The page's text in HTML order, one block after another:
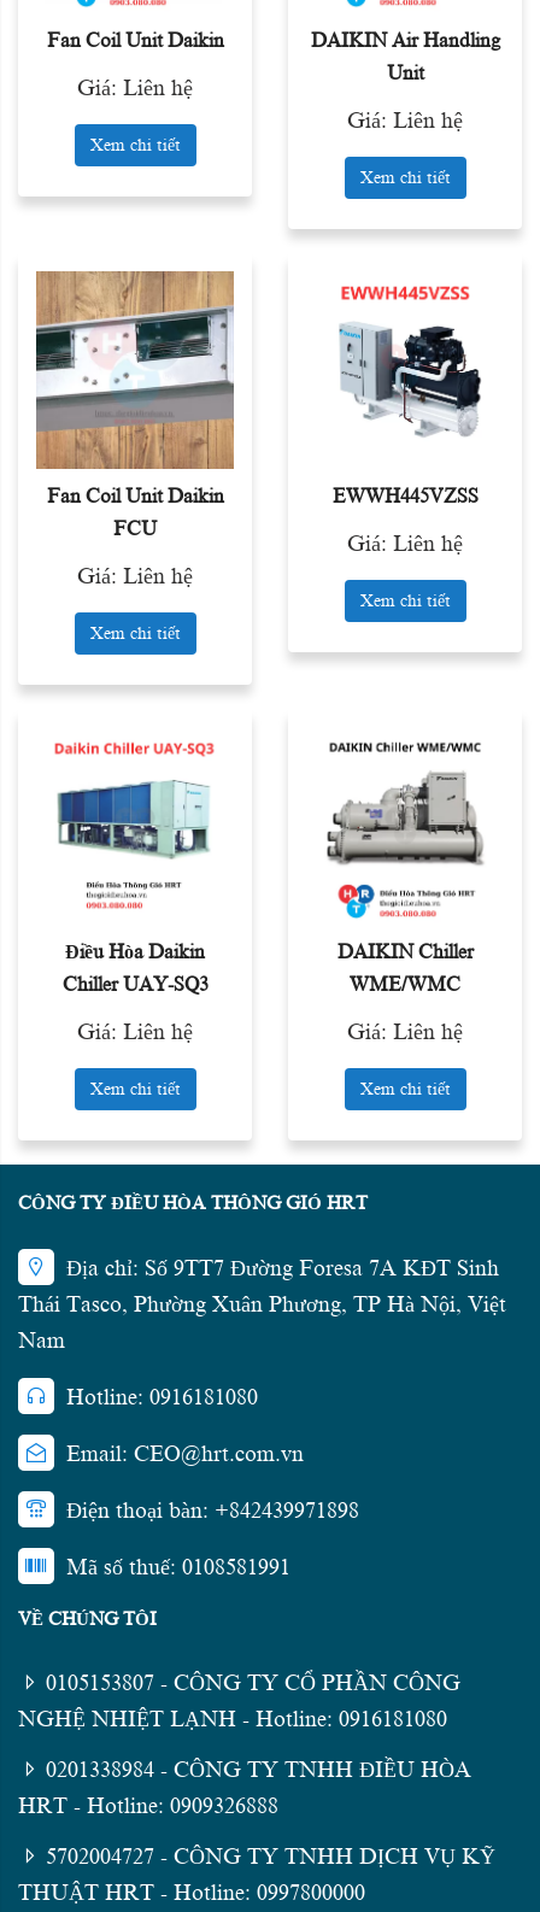
Fan Coil Unit Daikin
Giá: Liên hệ
Xem chi tiết
DAIKIN Air Handling
Unit
Giá: Liên hệ
Xem chi tiết
Fan Coil Unit Daikin
FCU
Giá: Liên hệ
Xem chi tiết
EWWH445VZSS
Giá: Liên hệ
Xem chi tiết
Điều Hòa Daikin
Chiller UAY-SQ3
Giá: Liên hệ
Xem chi tiết
DAIKIN Chiller
WME/WMC
Giá: Liên hệ
Xem chi tiết
CÔNG TY ĐIỀU HÒA THÔNG GIÓ HRT
Địa chỉ: Số 9TT7 Đường Foresa 7A KĐT Sinh
Thái Tasco, Phường Xuân Phương, TP Hà Nội, Việt
Nam
Hotline: 0916181080
Email: CEO@hrt.com.vn
Điện thoại bàn: +842439971898
Mã số thuế: 0108581991
VỀ CHÚNG TÔI
0105153807 - CÔNG TY CỔ PHẦN CÔNG
NGHỆ NHIỆT LẠNH - Hotline: 0916181080
0201338984 - CÔNG TY TNHH ĐIỀU HÒA
HRT - Hotline: 0909326888
5702004727 - CÔNG TY TNHH DỊCH VỤ KỸ
THUẬT HRT - Hotline: 0997800000